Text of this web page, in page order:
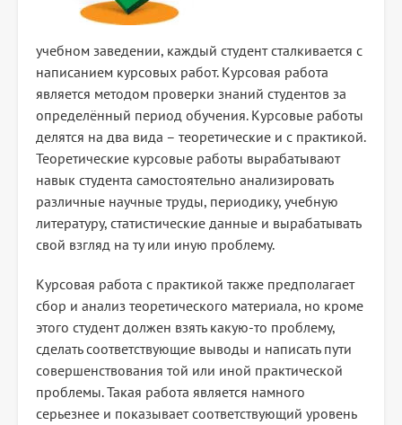
учебном заведении, каждый студент сталкивается с
написанием курсовых работ. Курсовая работа
является методом проверки знаний студентов за
определённый период обучения. Курсовые работы
делятся на два вида – теоретические и с практикой.
Теоретические курсовые работы вырабатывают
навык студента самостоятельно анализировать
различные научные труды, периодику, учебную
литературу, статистические данные и вырабатывать
свой взгляд на ту или иную проблему.
Курсовая работа с практикой также предполагает
сбор и анализ теоретического материала, но кроме
этого студент должен взять какую-то проблему,
сделать соответствующие выводы и написать пути
совершенствования той или иной практической
проблемы. Такая работа является намного
серьезнее и показывает соответствующий уровень